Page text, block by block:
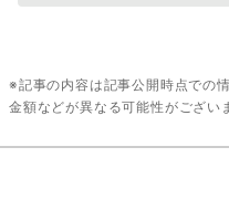
※記事の内容は記事公開時点での
金額などが異なる可能性がござい